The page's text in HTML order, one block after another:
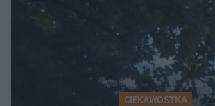
CIEKAWOSTKA